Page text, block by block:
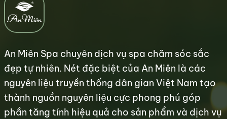
An Miên Spa chuyên dịch vụ spa chăm sóc sắc
đẹp tự nhiên. Nét đặc biệt của An Miên là các
nguyên liệu truyền thống dân gian Việt Nam tạo
thành nguồn nguyên liệu cực phong phú góp
phần tăng tính hiệu quả cho sản phẩm và dịch vụ